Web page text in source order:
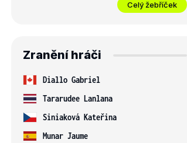
Celý žebříček
Zranění hráči
Diallo Gabriel
Tararudee Lanlana
Siniaková Kateřina
Munar Jaume